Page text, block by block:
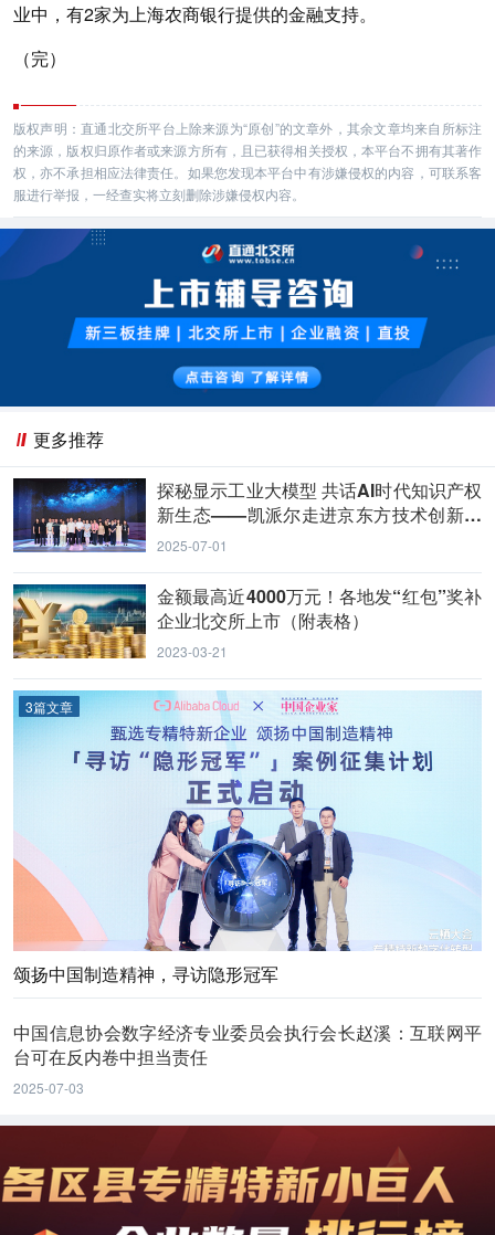
业中，有2家为上海农商银行提供的金融支持。
（完）
版权声明：直通北交所平台上除来源为“原创”的文章外，其余文章均来自所标注
的来源，版权归原作者或来源方所有，且已获得相关授权，本平台不拥有其著作
权，亦不承担相应法律责任。如果您发现本平台中有涉嫌侵权的内容，可联系客
服进行举报，一经查实将立刻删除涉嫌侵权内容。
更多推荐
探秘显示工业大模型 共话AI时代知识产权
新生态——凯派尔走进京东方技术创新中
心
2025-07-01
金额最高近4000万元！各地发“红包”奖补
企业北交所上市（附表格）
2023-03-21
3篇文章
颂扬中国制造精神，寻访隐形冠军
中国信息协会数字经济专业委员会执行会长赵溪：互联网平
台可在反内卷中担当责任
2025-07-03